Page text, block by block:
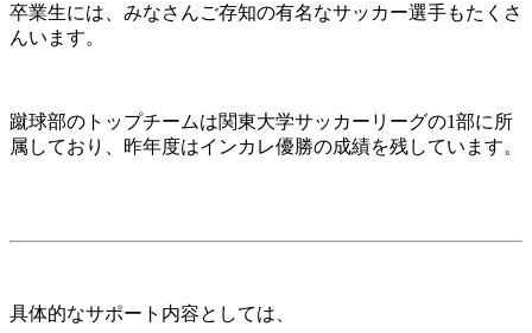
卒業生には、みなさんご存知の有名なサッカー選手もたくさ
んいます。
蹴球部のトップチームは関東大学サッカーリーグの1部に所
属しており、昨年度はインカレ優勝の成績を残しています。
具体的なサポート内容としては、